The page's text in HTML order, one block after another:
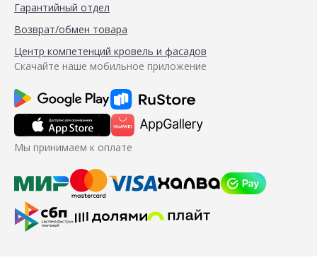
Гарантийный отдел
Возврат/обмен товара
Центр компетенций кровель и фасадов
Скачайте наше мобильное приложение
Мы принимаем к оплате